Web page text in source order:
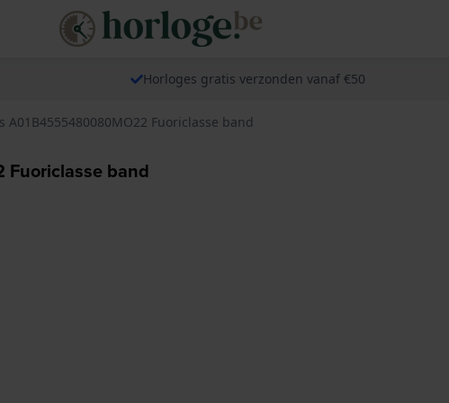
Horloges gratis verzonden vanaf €50
A01B4555480080MO22 Fuoriclasse band
Fuoriclasse band